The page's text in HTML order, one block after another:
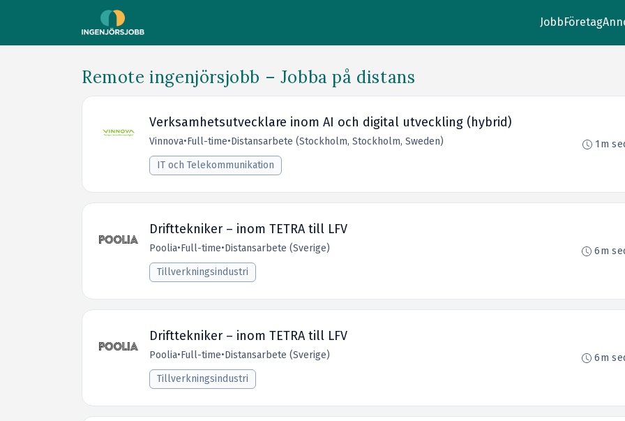
JobbFöretag
Remote ingenjörsjobb – Jobba på distans
Verksamhetsutvecklare inom AI och digital utveckling (hybrid)
Vinnova•Full-time•Distansarbete (Stockholm, Stockholm, Sweden)
IT och Telekommunikation
1m
Drifttekniker – inom TETRA till LFV
Poolia•Full-time•Distansarbete (Sverige)
Tillverkningsindustri
6m
Drifttekniker – inom TETRA till LFV
Poolia•Full-time•Distansarbete (Sverige)
Tillverkningsindustri
6m